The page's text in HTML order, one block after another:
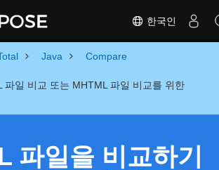
한국인
Java Compare
파일 비교 또는 MHTML 파일 비교를 위한
파일을 비교하기